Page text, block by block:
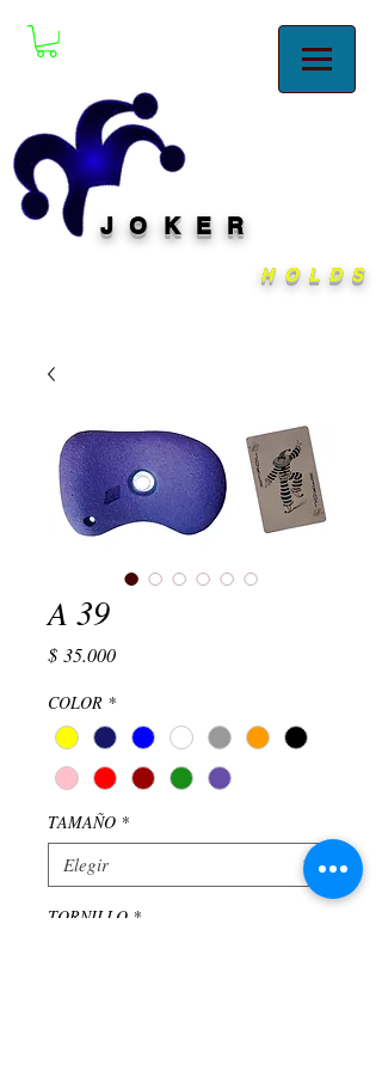
JOKER
HOLDS
A 39
$ 35.000Precio
COLOR *
TAMAÑO *
Elegir
TORNILLO *